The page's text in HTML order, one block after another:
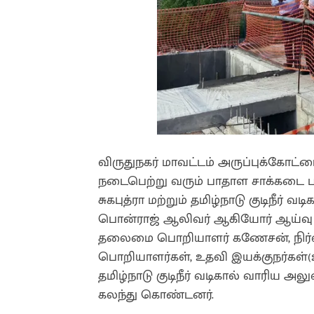
விருதுநகர் மாவட்டம் அருப்புக்கோட்டை
நடைபெற்று வரும் பாதாள சாக்கடை
சுகபுத்ரா மற்றும் தமிழ்நாடு
பொன்ராஜ் ஆலிவர் ஆகியோர்
தலைமை பொறியாளர் கணேசன்,
பொறியாளர்கள், உதவி
தமிழ்நாடு குடிநீர் வடிகால்
கலந்து கொண்டனர்.